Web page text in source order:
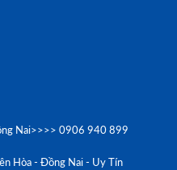
Nai>>>> 0906 940 899
Hòa - Đồng Nai - Uy Tín